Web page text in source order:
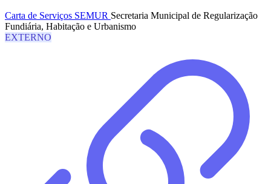
Carta de Serviços SEMUR Secretaria Municipal de Regularização
Fundiária, Habitação e Urbanismo
EXTERNO